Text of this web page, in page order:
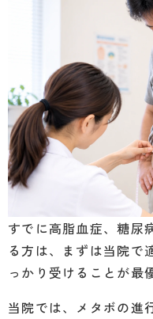
すでに高脂血症、糖尿
る方は、まずは当院で
っかり受けることが最
当院では、メタボの進